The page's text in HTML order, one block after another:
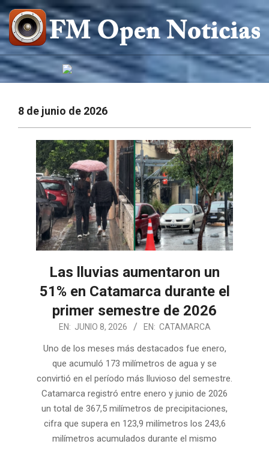
Saltar
al
contenido
FM
OPEN
8 de junio de 2026
Las lluvias aumentaron un
51% en Catamarca durante el
primer semestre de 2026
EN: JUNIO 8, 2026 EN: CATAMARCA
Uno de los meses más destacados fue enero,
que acumuló 173 milímetros de agua y se
convirtió en el período más lluvioso del semestre.
Catamarca registró entre enero y junio de 2026
un total de 367,5 milímetros de precipitaciones,
cifra que supera en 123,9 milímetros los 243,6
milímetros acumulados durante el mismo